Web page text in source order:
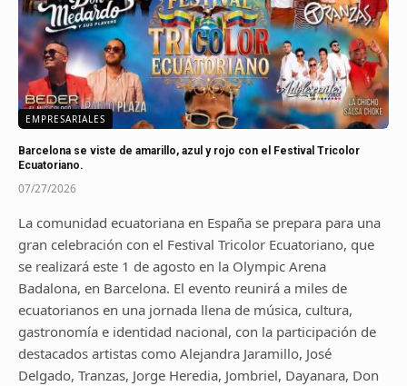
EMPRESARIALES
Barcelona se viste de amarillo, azul y rojo con el Festival Tricolor
Ecuatoriano.
07/27/2026
La comunidad ecuatoriana en España se prepara para una
gran celebración con el Festival Tricolor Ecuatoriano, que
se realizará este 1 de agosto en la Olympic Arena
Badalona, en Barcelona. El evento reunirá a miles de
ecuatorianos en una jornada llena de música, cultura,
gastronomía e identidad nacional, con la participación de
destacados artistas como Alejandra Jaramillo, José
Delgado, Tranzas, Jorge Heredia, Jombriel, Dayanara, Don